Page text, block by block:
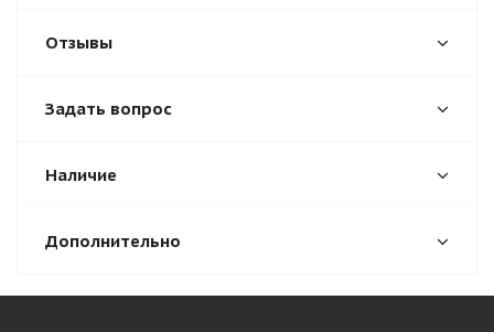
Отзывы
Задать вопрос
Наличие
Дополнительно